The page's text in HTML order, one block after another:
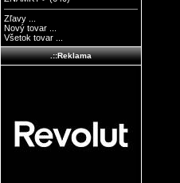
Zľavy ...
Nový tovar ...
Všetok tovar ...
.::Reklama